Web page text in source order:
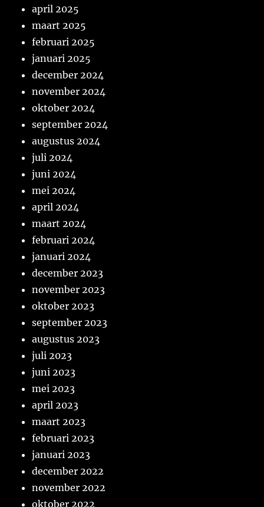
april 2025
maart 2025
februari 2025
januari 2025
december 2024
november 2024
oktober 2024
september 2024
augustus 2024
juli 2024
juni 2024
mei 2024
april 2024
maart 2024
februari 2024
januari 2024
december 2023
november 2023
oktober 2023
september 2023
augustus 2023
juli 2023
juni 2023
mei 2023
april 2023
maart 2023
februari 2023
januari 2023
december 2022
november 2022
oktober 2022